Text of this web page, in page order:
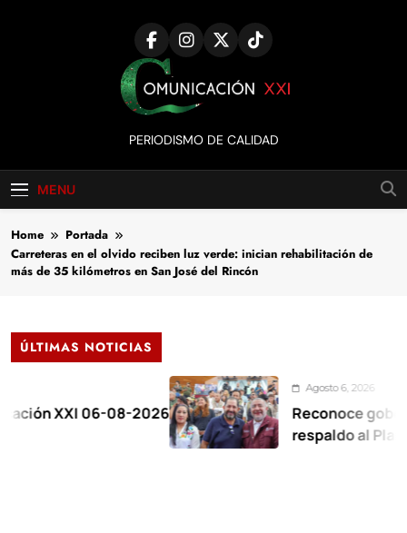
Comunicación
XXI
PERIODISMO DE CALIDAD
MENU
Home
Portada
Carreteras en el olvido reciben luz verde: inician rehabilitación de
más de 35 kilómetros en San José del Rincón
ÚLTIMAS NOTICIAS
06-08-2026
Agosto 6, 2026
Reconoce gobernadora
respaldo al Plan de la